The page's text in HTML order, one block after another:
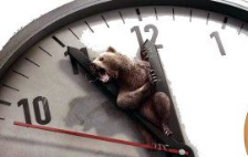
Hoppa
till
innehåll